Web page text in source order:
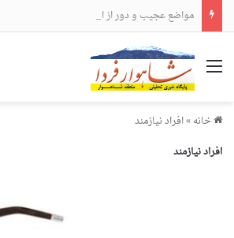
مواضع عجیب و دور از انتظار علی لاریجانی
منو
خانه»افراد نیازمند
افراد نیازمند